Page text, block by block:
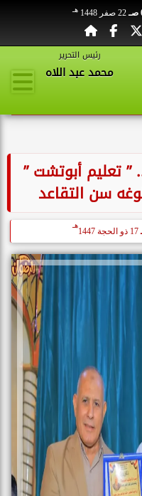
22 صفر 1448 هـ
رئيس التحرير
محمد عبد اللاه
.. ” تعليم أبوتشت ”
سن التقاعد
17 ذو الحجة 1447
هـ